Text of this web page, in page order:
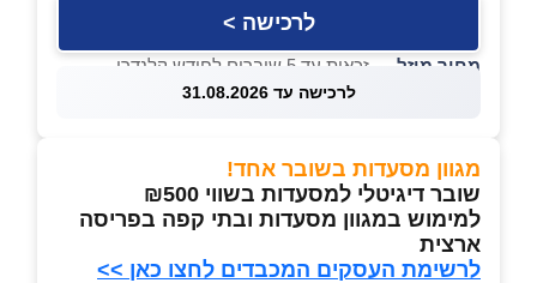
לרכישה >
מחיר מוזל — זכאות עד 5 שוברים לחודש קלנדרי
לרכישה עד 31.08.2026
מגוון מסעדות בשובר אחד!
שובר דיגיטלי למסעדות בשווי ₪500
למימוש במגוון מסעדות ובתי קפה בפריסה
ארצית
לרשימת העסקים המכבדים לחצו כאן >>